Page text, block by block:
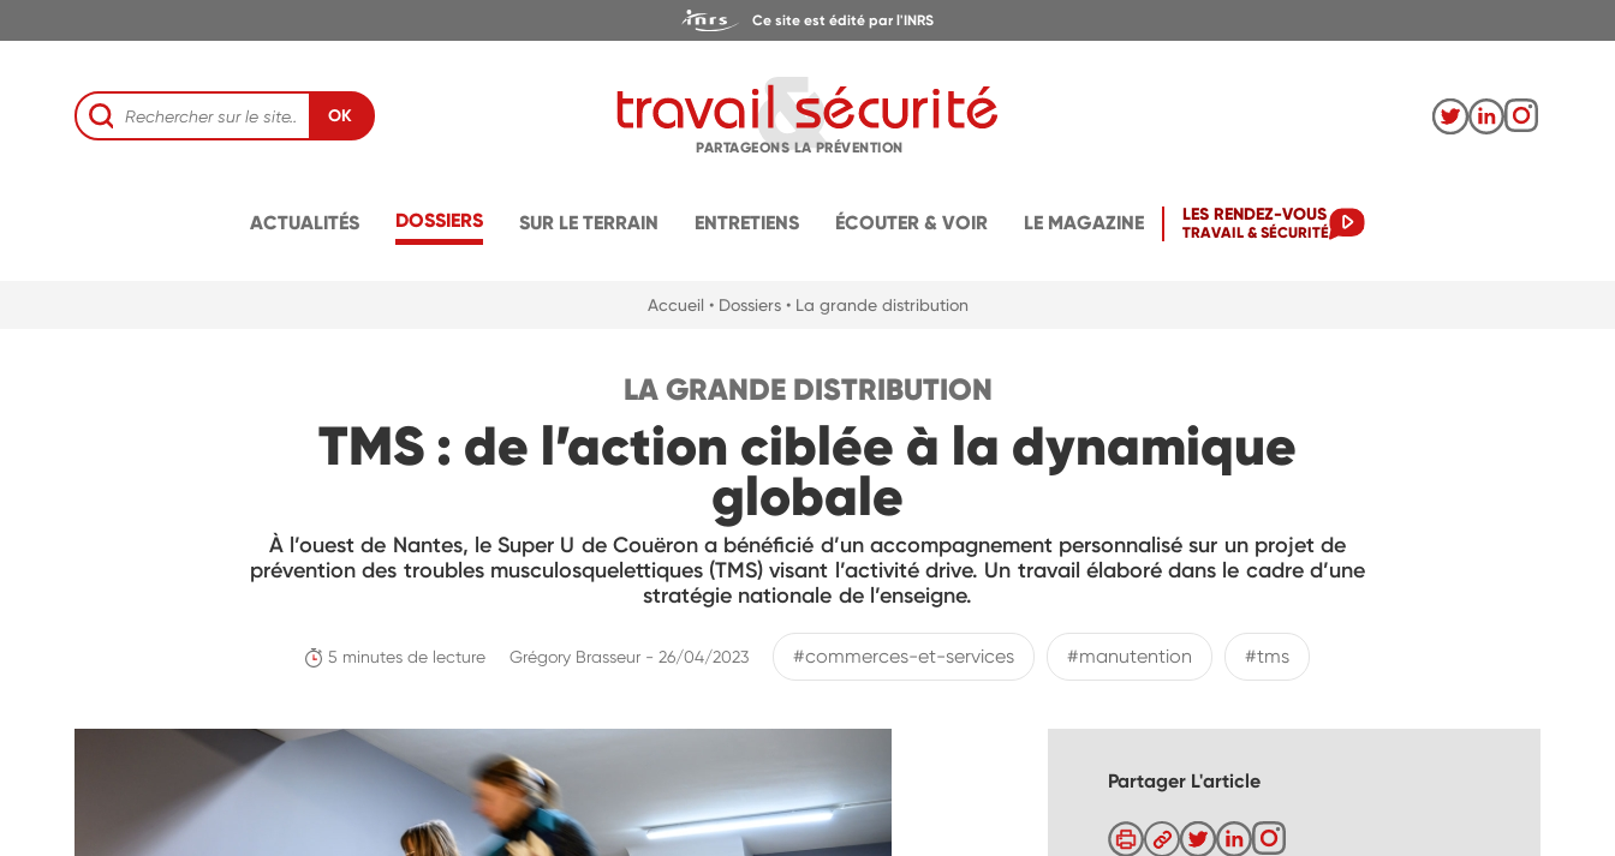
Ce site est édité par l'INRS
OK
PARTAGEONS LA PRÉVENTION
ACTUALITÉS DOSSIERS SUR LE TERRAIN ENTRETIENS ÉCOUTER & VOIR LE MAGAZINE LES RENDEZ-VOUS
TRAVAIL & SÉCURITÉ
Accueil • Dossiers • La grande distribution
LA GRANDE DISTRIBUTION
TMS : de l’action ciblée à la dynamique
globale
À l’ouest de Nantes, le Super U de Couëron a bénéficié d’un accompagnement personnalisé sur un projet de
prévention des troubles musculosquelettiques (TMS) visant l’activité drive. Un travail élaboré dans le cadre d’une
stratégie nationale de l’enseigne.
5 minutes de lecture Grégory Brasseur - 26/04/2023 #commerces-et-services #manutention #tms
Partager L'article